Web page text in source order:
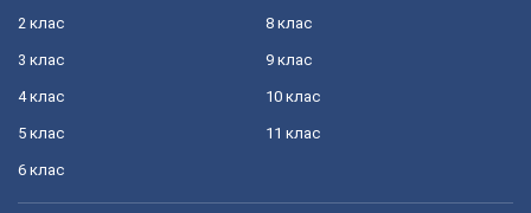
2 клас
3 клас
4 клас
5 клас
6 клас
8 клас
9 клас
10 клас
11 клас